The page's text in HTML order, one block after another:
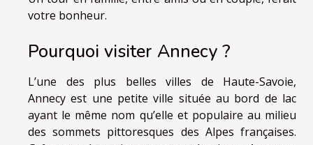
votre bonheur.
Pourquoi visiter Annecy ?
L’une des plus belles villes de Haute-Savoie,
Annecy est une petite ville située au bord de lac
ayant le même nom qu’elle et populaire au milieu
des sommets pittoresques des Alpes françaises.